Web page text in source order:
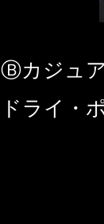
​Ⓑカジュア
ドライ・